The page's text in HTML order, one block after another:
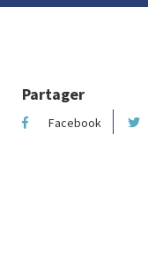
Partager
Facebook